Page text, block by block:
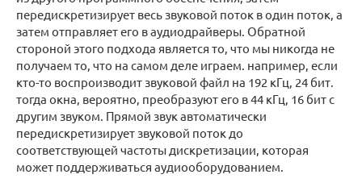
передискретизирует весь звуковой поток в один поток, а
затем отправляет его в аудиодрайверы. Обратной
стороной этого подхода является то, что мы никогда не
получаем то, что на самом деле играем. например, если
кто-то воспроизводит звуковой файл на 192 кГц, 24 бит.
тогда окна, вероятно, преобразуют его в 44 кГц, 16 бит с
другим звуком. Прямой звук автоматически
передискретизирует звуковой поток до
соответствующей частоты дискретизации, которая
может поддерживаться аудиооборудованием.